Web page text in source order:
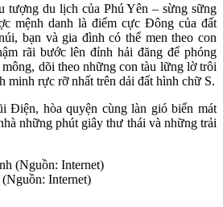
tượng du lịch của Phú Yên – sừng sững
mệnh danh là điểm cực Đông của đất
bạn và gia đình có thể men theo con
rãi bước lên đỉnh hải đăng để phóng
dõi theo những con tàu lững lờ trôi
minh rực rỡ nhất trên dải đất hình chữ S.
Điện, hòa quyện cùng làn gió biển mát
những phút giây thư thái và những trải
Internet)